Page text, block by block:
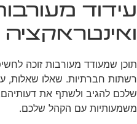
עידוד
ואינטראקציה
תוכן שמעודד מעורבות זוכה
רשתות חברתיות. שאלו שאלות,
שלכם להגיב ולשתף את דעותיהם.
משמעותיות עם הקהל שלכם.